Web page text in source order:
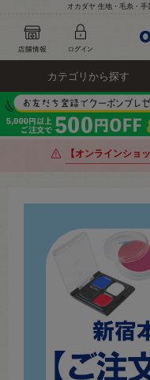
オカダヤ 生地・毛糸・手
カテゴリから探す
【オンラインショ